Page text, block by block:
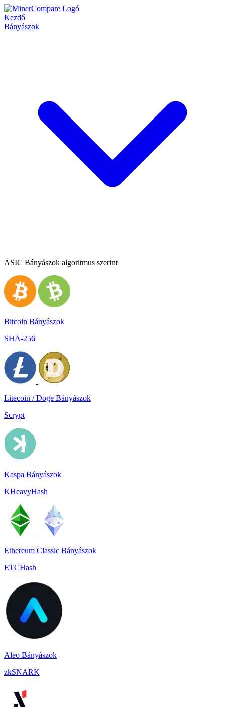
Kezdő
Bányászok
ASIC Bányászok algoritmus szerint
Bitcoin Bányászok
SHA-256
Litecoin / Doge Bányászok
Scrypt
Kaspa Bányászok
KHeavyHash
Ethereum Classic Bányászok
ETCHash
Aleo Bányászok
zkSNARK